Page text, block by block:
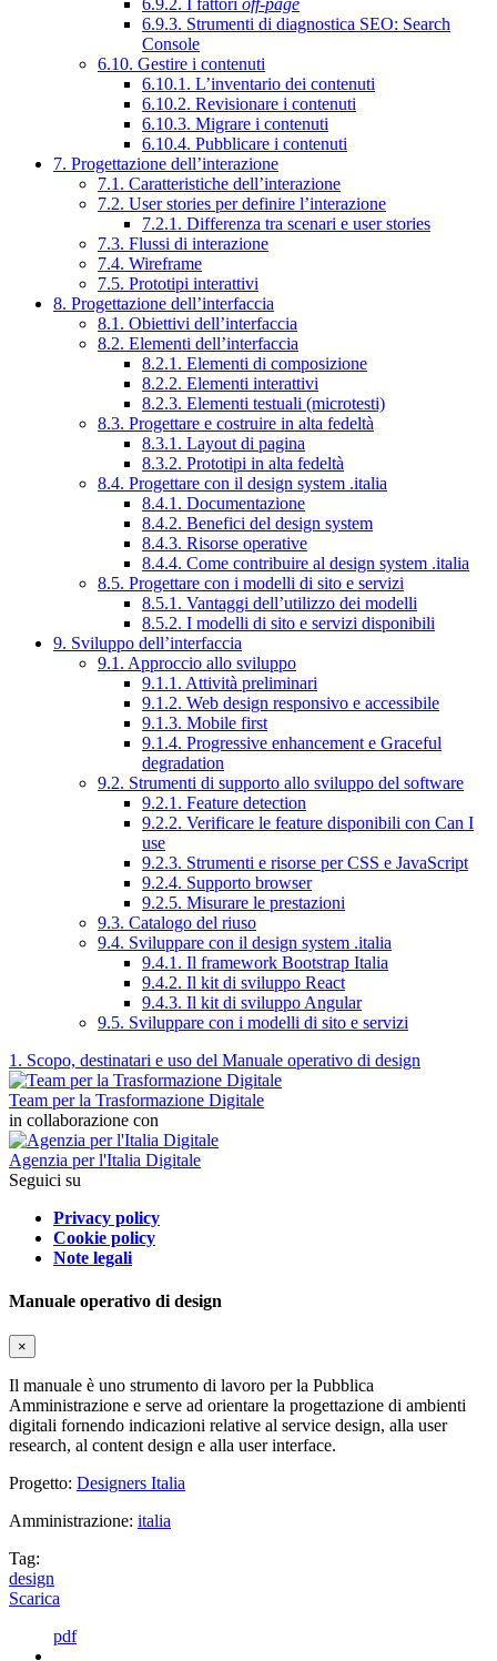
6.9.3. Strumenti di diagnostica SEO: Search
Console
6.10. Gestire i contenuti
6.10.1. L’inventario dei contenuti
6.10.2. Revisionare i contenuti
6.10.3. Migrare i contenuti
6.10.4. Pubblicare i contenuti
7. Progettazione dell’interazione
7.1. Caratteristiche dell’interazione
7.2. User stories per definire l’interazione
7.2.1. Differenza tra scenari e user stories
7.3. Flussi di interazione
7.4. Wireframe
7.5. Prototipi interattivi
8. Progettazione dell’interfaccia
8.1. Obiettivi dell’interfaccia
8.2. Elementi dell’interfaccia
8.2.1. Elementi di composizione
8.2.2. Elementi interattivi
8.2.3. Elementi testuali (microtesti)
8.3. Progettare e costruire in alta fedeltà
8.3.1. Layout di pagina
8.3.2. Prototipi in alta fedeltà
8.4. Progettare con il design system .italia
8.4.1. Documentazione
8.4.2. Benefici del design system
8.4.3. Risorse operative
8.4.4. Come contribuire al design system .italia
8.5. Progettare con i modelli di sito e servizi
8.5.1. Vantaggi dell’utilizzo dei modelli
8.5.2. I modelli di sito e servizi disponibili
9. Sviluppo dell’interfaccia
9.1. Approccio allo sviluppo
9.1.1. Attività preliminari
9.1.2. Web design responsivo e accessibile
9.1.3. Mobile first
9.1.4. Progressive enhancement e Graceful
degradation
9.2. Strumenti di supporto allo sviluppo del software
9.2.1. Feature detection
9.2.2. Verificare le feature disponibili con Can I
use
9.2.3. Strumenti e risorse per CSS e JavaScript
9.2.4. Supporto browser
9.2.5. Misurare le prestazioni
9.3. Catalogo del riuso
9.4. Sviluppare con il design system .italia
9.4.1. Il framework Bootstrap Italia
9.4.2. Il kit di sviluppo React
9.4.3. Il kit di sviluppo Angular
9.5. Sviluppare con i modelli di sito e servizi
1. Scopo, destinatari e uso del Manuale operativo di design
Team per la Trasformazione Digitale
in collaborazione con
Agenzia per l'Italia Digitale
Seguici su
Privacy policy
Cookie policy
Note legali
Manuale operativo di design
×
Il manuale è uno strumento di lavoro per la Pubblica
Amministrazione e serve ad orientare la progettazione di ambienti
digitali fornendo indicazioni relative al service design, alla user
research, al content design e alla user interface.
Progetto: Designers Italia
Amministrazione: italia
Tag:
design
Scarica
pdf